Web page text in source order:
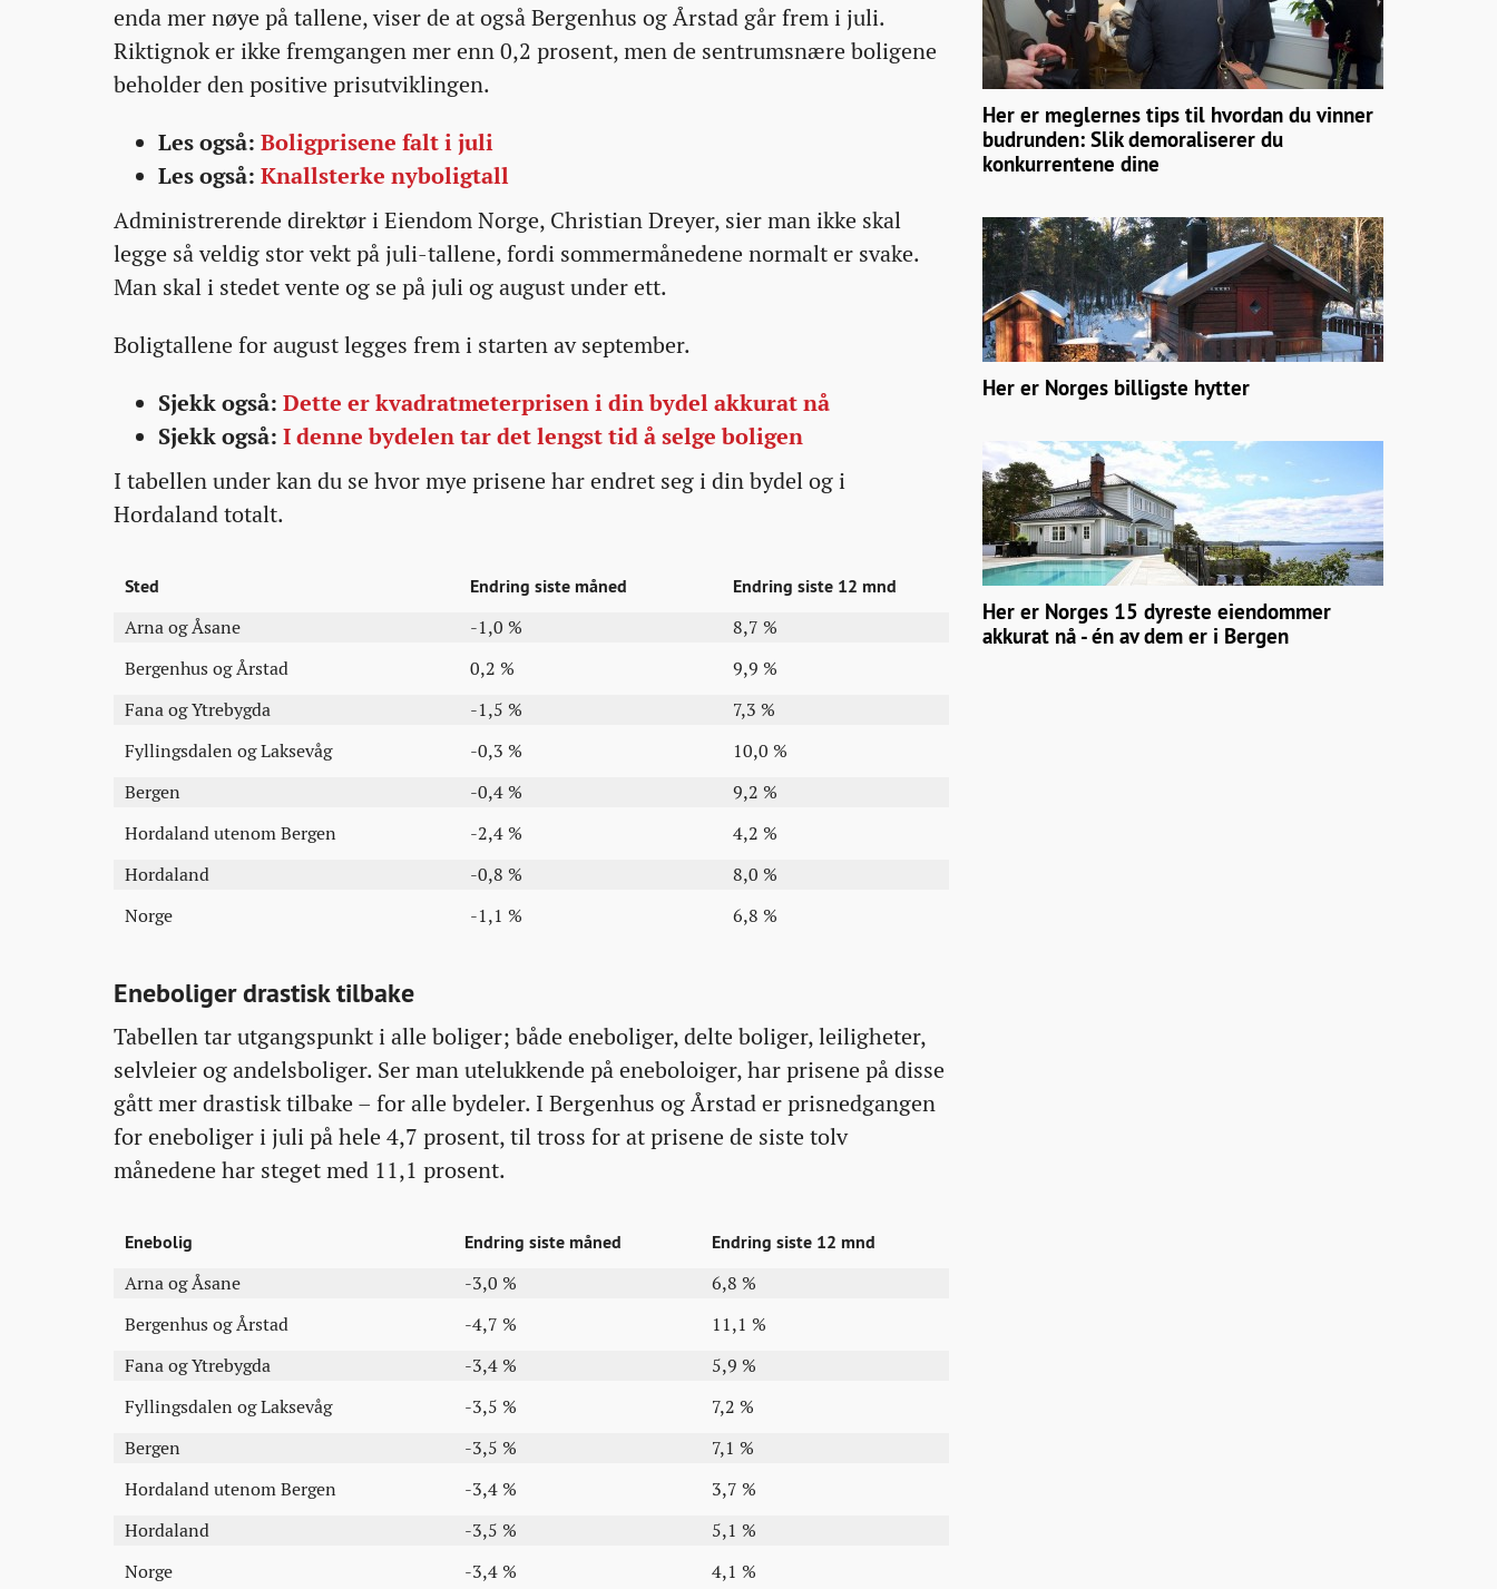
sommer/
enda mer nøye på tallene, viser de at også Bergenhus og Årstad går frem i juli.
Riktignok er ikke fremgangen mer enn 0,2 prosent, men de sentrumsnære boligene
beholder den positive prisutviklingen.
Les også: Boligprisene falt i juli
Les også: Knallsterke nyboligtall
Administrerende direktør i Eiendom Norge, Christian Dreyer, sier man ikke skal
legge så veldig stor vekt på juli-tallene, fordi sommermånedene normalt er svake.
Man skal i stedet vente og se på juli og august under ett.
Boligtallene for august legges frem i starten av september.
Sjekk også: Dette er kvadratmeterprisen i din bydel akkurat nå
Sjekk også: I denne bydelen tar det lengst tid å selge boligen
I tabellen under kan du se hvor mye prisene har endret seg i din bydel og i
Hordaland totalt.
Sted Endring siste måned
Endring siste 12 mnd
Arna og Åsane
-1,0 %
8,7 %
Bergenhus og Årstad
0,2 %
9,9 %
Fana og Ytrebygda
-1,5 %
7,3 %
Fyllingsdalen og Laksevåg
-0,3 %
10,0 %
Bergen
-0,4 %
9,2 %
Hordaland utenom Bergen
-2,4 %
4,2 %
Hordaland
-0,8 %
8,0 %
Norge
-1,1 % 6,8 %
Eneboliger drastisk tilbake
Tabellen tar utgangspunkt i alle boliger; både eneboliger, delte boliger, leiligheter,
selvleier og andelsboliger. Ser man utelukkende på eneboloiger, har prisene på disse
gått mer drastisk tilbake – for alle bydeler. I Bergenhus og Årstad er prisnedgangen
for eneboliger i juli på hele 4,7 prosent, til tross for at prisene de siste tolv
månedene har steget med 11,1 prosent.
Enebolig Endring siste måned
Endring siste 12 mnd
Arna og Åsane
-3,0 %
6,8 %
Bergenhus og Årstad
-4,7 %
11,1 %
Fana og Ytrebygda
-3,4 %
5,9 %
Fyllingsdalen og Laksevåg
-3,5 %
7,2 %
Bergen
-3,5 %
7,1 %
Hordaland utenom Bergen
-3,4 %
3,7 %
Hordaland
-3,5 %
5,1 %
Norge
-3,4 % 4,1 %
Her er meglernes tips til hvordan du vinner
budrunden: Slik demoraliserer du
konkurrentene dine
Her er Norges billigste hytter
Her er Norges 15 dyreste eiendommer
akkurat nå - én av dem er i Bergen